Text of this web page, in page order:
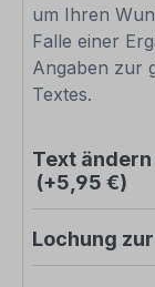
um Ihren
Falle einer
Angaben zur
Textes.
Text
(+5,95 €)
Lochung